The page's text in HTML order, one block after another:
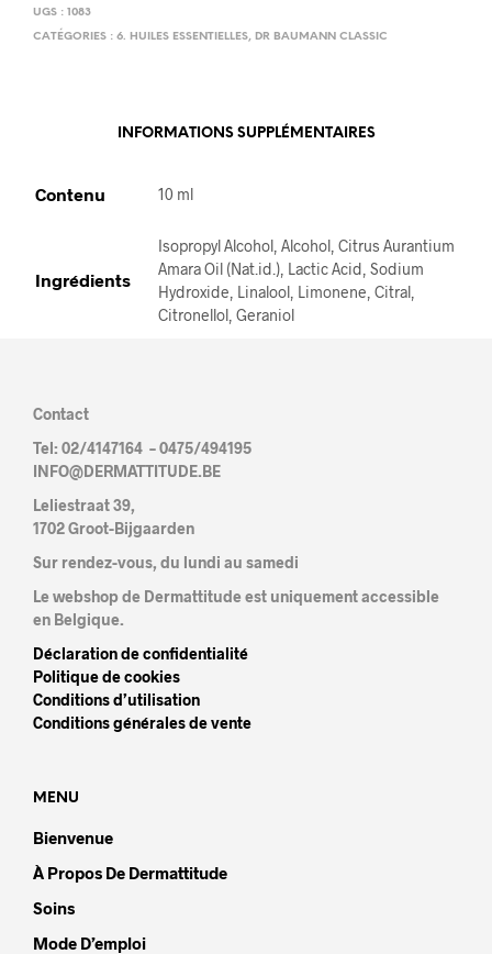
T
E
UGS : 1083
CATÉGORIES : 6. HUILES ESSENTIELLES, DR BAUMANN CLASSIC
INFORMATIONS SUPPLÉMENTAIRES
Contenu 10 ml
Ingrédients
Isopropyl Alcohol, Alcohol, Citrus Aurantium
Amara Oil (Nat.id.), Lactic Acid, Sodium
Hydroxide, Linalool, Limonene, Citral,
Citronellol, Geraniol
Contact
Tel: 02/4147164 – 0475/494195
INFO@DERMATTITUDE.BE
Leliestraat 39,
1702 Groot-Bijgaarden
Sur rendez-vous, du lundi au samedi
Le webshop de Dermattitude est uniquement accessible
en Belgique.
Déclaration de confidentialité
Politique de cookies
Conditions d’utilisation
Conditions générales de vente
MENU
Bienvenue
À Propos De Dermattitude
Soins
Mode D’emploi